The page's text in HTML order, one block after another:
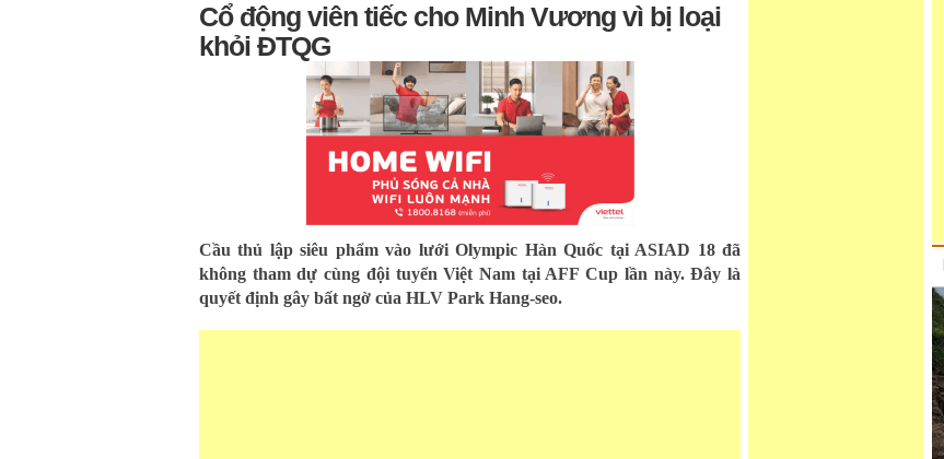
Cổ động viên tiếc cho Minh Vương vì bị loại
khỏi ĐTQG
Cầu thủ lập siêu phẩm vào lưới Olympic Hàn Quốc tại ASIAD 18 đã
không tham dự cùng đội tuyển Việt Nam tại AFF Cup lần này. Đây là
quyết định gây bất ngờ của HLV Park Hang-seo.